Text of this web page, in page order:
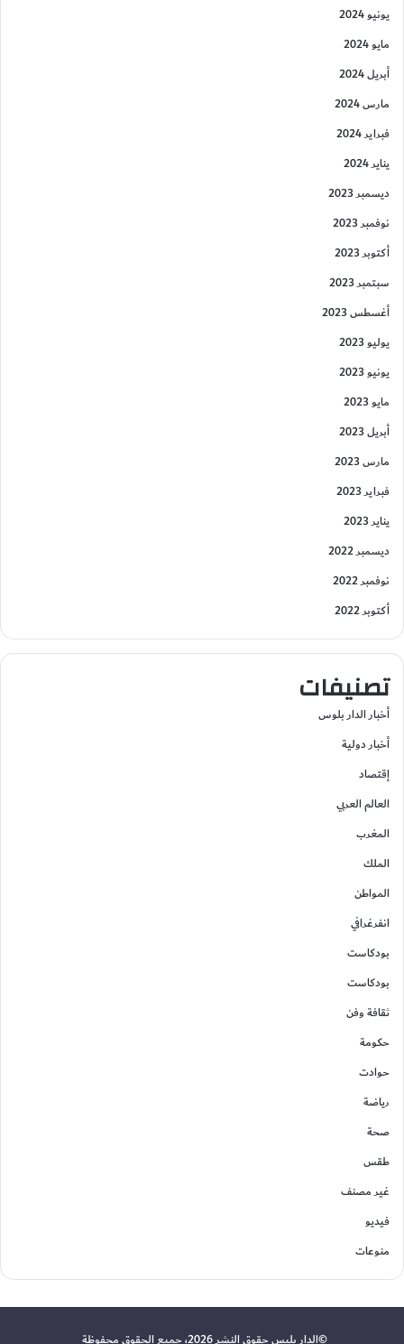
يونيو 2024
مايو 2024
أبريل 2024
مارس 2024
فبراير 2024
يناير 2024
ديسمبر 2023
نوفمبر 2023
أكتوبر 2023
سبتمبر 2023
أغسطس 2023
يوليو 2023
يونيو 2023
مايو 2023
أبريل 2023
مارس 2023
فبراير 2023
يناير 2023
ديسمبر 2022
نوفمبر 2022
أكتوبر 2022
تصنيفات
أخبار الدار بلوس
أخبار دولية
إقتصاد
العالم العربي
المغرب
الملك
المواطن
انفرغرافي
بودكاست
بودكاست
ثقافة وفن
حكومة
حوادت
رياضة
صحة
طقس
غير مصنف
فيديو
منوعات
©الدار بليس حقوق النشر 2026، جميع الحقوق محفوظة